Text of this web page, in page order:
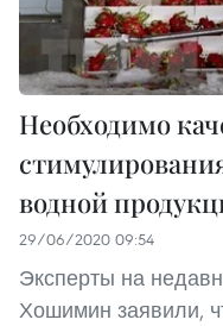
Необходимо
водной
29/06/2020 09:54
Эксперты на
Хошимин заявили,